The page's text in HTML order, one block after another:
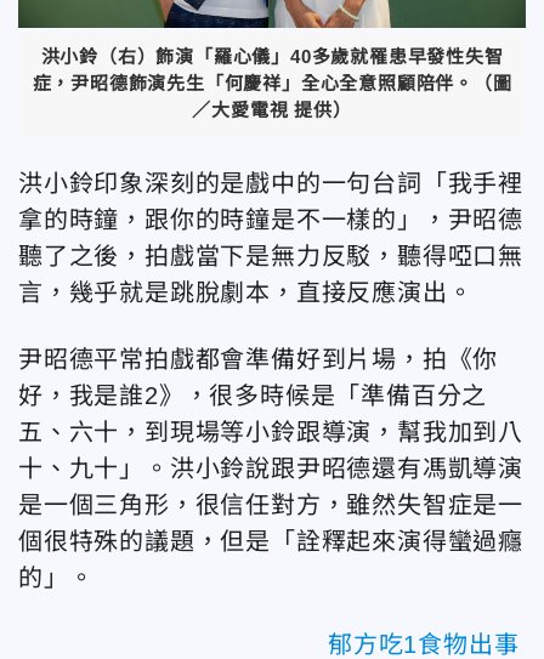
洪小鈴（右）飾演「羅心儀」40多歲就罹患早發性失智
症，尹昭德飾演先生「何慶祥」全心全意照顧陪伴。（圖
／大愛電視 提供）
洪小鈴印象深刻的是戲中的一句台詞「我手裡
拿的時鐘，跟你的時鐘是不一樣的」，尹昭德
聽了之後，拍戲當下是無力反駁，聽得啞口無
言，幾乎就是跳脫劇本，直接反應演出。
尹昭德平常拍戲都會準備好到片場，拍《你
好，我是誰2》，很多時候是「準備百分之
五、六十，到現場等小鈴跟導演，幫我加到八
十、九十」。洪小鈴說跟尹昭德還有馮凱導演
是一個三角形，很信任對方，雖然失智症是一
個很特殊的議題，但是「詮釋起來演得蠻過癮
的」。
郁方吃1食物出事